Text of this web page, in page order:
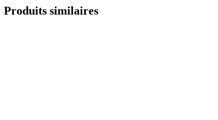
Produits similaires